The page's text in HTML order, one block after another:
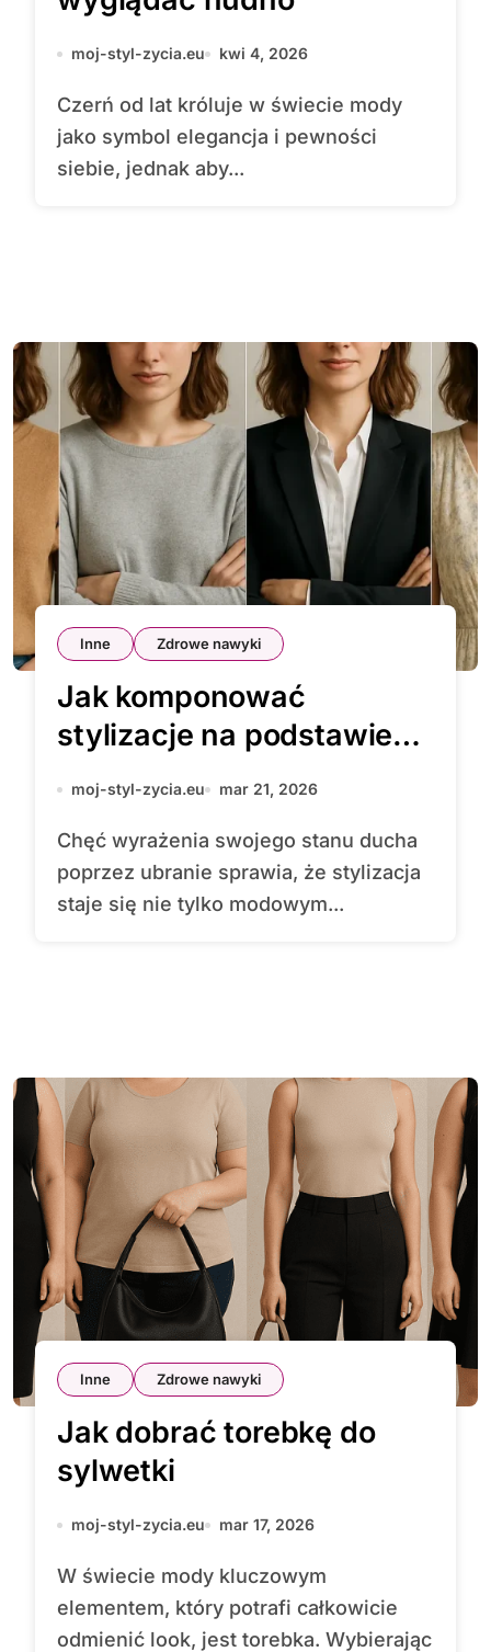
moj-styl-zycia.eu kwi 4, 2026
Czerń od lat króluje w świecie mody
jako symbol elegancja i pewności
siebie, jednak aby...
Inne Zdrowe nawyki
Jak komponować
stylizacje na podstawie
nastroju
moj-styl-zycia.eu mar 21, 2026
Chęć wyrażenia swojego stanu ducha
poprzez ubranie sprawia, że stylizacja
staje się nie tylko modowym...
Inne Zdrowe nawyki
Jak dobrać torebkę do
sylwetki
moj-styl-zycia.eu mar 17, 2026
W świecie mody kluczowym
elementem, który potrafi całkowicie
odmienić look, jest torebka. Wybierając